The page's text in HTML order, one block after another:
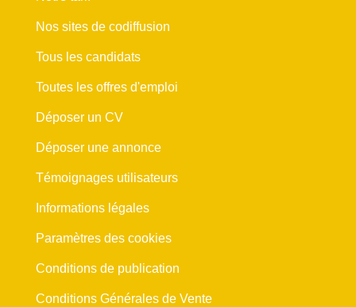
Nos sites de codiffusion
Tous les candidats
Toutes les offres d'emploi
Déposer un CV
Déposer une annonce
Témoignages utilisateurs
Informations légales
Paramètres des cookies
Conditions de publication
Conditions Générales de Vente